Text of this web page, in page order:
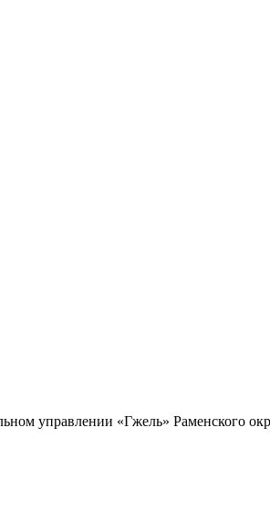
управлении «Гжель» Раменского